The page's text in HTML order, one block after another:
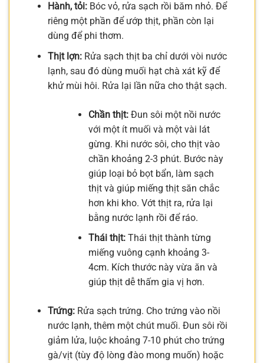
Hành, tỏi:Bóc vỏ, rửa sạch rồi băm nhỏ. Để
riêng một phần để ướp thịt, phần còn lại
dùng để phi thơm.
Thịt lợn:Rửa sạch thịt ba chỉ dưới vòi nước
lạnh, sau đó dùng muối hạt chà xát kỹ để
khử mùi hôi. Rửa lại lần nữa cho thật sạch.
Chần thịt:Đun sôi một nồi nước
với một ít muối và một vài lát
gừng. Khi nước sôi, cho thịt vào
chần khoảng 2-3 phút. Bước này
giúp loại bỏ bọt bẩn, làm sạch
thịt và giúp miếng thịt săn chắc
hơn khi kho. Vớt thịt ra, rửa lại
bằng nước lạnh rồi để ráo.
Thái thịt:Thái thịt thành từng
miếng vuông cạnh khoảng 3-
4cm. Kích thước này vừa ăn và
giúp thịt dễ thấm gia vị hơn.
Trứng:Rửa sạch trứng. Cho trứng vào nồi
nước lạnh, thêm một chút muối. Đun sôi rồi
giảm lửa, luộc khoảng 7-10 phút cho trứng
gà/vịt (tùy độ lòng đào mong muốn) hoặc